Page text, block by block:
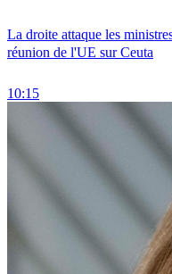
La droite attaque les
réunion de l'UE sur Ceuta
10:15